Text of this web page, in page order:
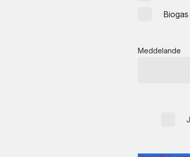
Meddelande